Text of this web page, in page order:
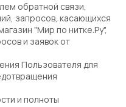
обратной связи,
запросов, касающихся
"Мир по нитке.Ру",
и заявок от
Пользователя для
и полноты